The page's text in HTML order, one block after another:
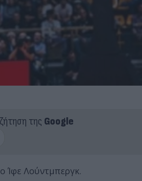
της Google
Ίφε Λούντμπεργκ.